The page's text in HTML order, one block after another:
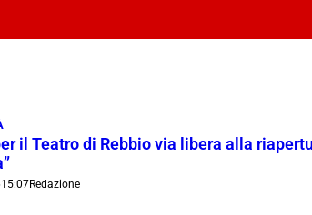
il Teatro di Rebbio via libera alla
15:07Redazione